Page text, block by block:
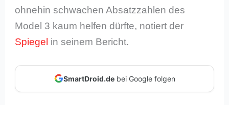
ohnehin schwachen Absatzzahlen des
Model 3 kaum helfen dürfte, notiert der
Spiegel in seinem Bericht.
SmartDroid.debei Google folgen